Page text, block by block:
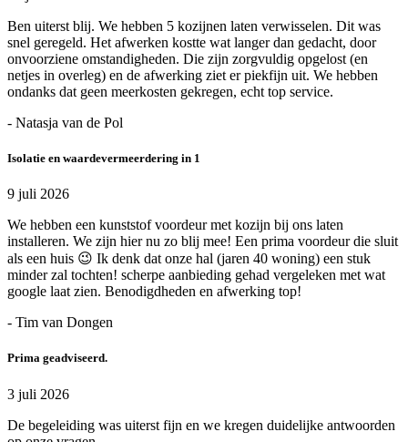
Ben uiterst blij. We hebben 5 kozijnen laten verwisselen. Dit was
snel geregeld. Het afwerken kostte wat langer dan gedacht, door
onvoorziene omstandigheden. Die zijn zorgvuldig opgelost (en
netjes in overleg) en de afwerking ziet er piekfijn uit. We hebben
ondanks dat geen meerkosten gekregen, echt top service.
- Natasja van de Pol
Isolatie en waardevermeerdering in 1
9 juli 2026
We hebben een kunststof voordeur met kozijn bij ons laten
installeren. We zijn hier nu zo blij mee! Een prima voordeur die sluit
als een huis 😉 Ik denk dat onze hal (jaren 40 woning) een stuk
minder zal tochten! scherpe aanbieding gehad vergeleken met wat
google laat zien. Benodigdheden en afwerking top!
- Tim van Dongen
Prima geadviseerd.
3 juli 2026
De begeleiding was uiterst fijn en we kregen duidelijke antwoorden